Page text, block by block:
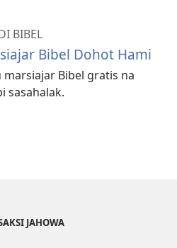
BIBEL
Bibel Dohot Hami
Bibel gratis na
sasahalak.
JAHOWA